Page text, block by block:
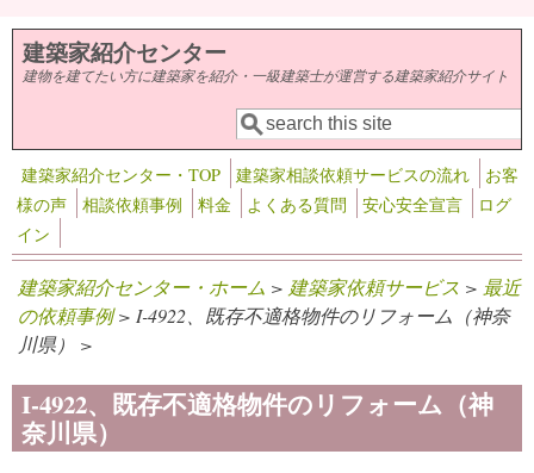
メインコンテンツに移動
建築家紹介センター
建物を建てたい方に建築家を紹介・一級建築士が運営する建築家紹介サイト
検索フォーム
検索
建築家紹介センター・TOP 建築家相談依頼サービスの流れ
お客
様の声
相談依頼事例 料金 よくある質問 安心安全宣言
ログ
イン
建築家紹介センター・ホーム > 建築家依頼サービス > 最近
の依頼事例> I-4922、既存不適格物件のリフォーム（神奈
川県） >
I-4922、既存不適格物件のリフォーム（神
奈川県）